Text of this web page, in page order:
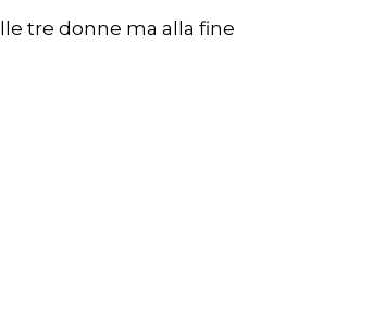
tre donne ma alla fine